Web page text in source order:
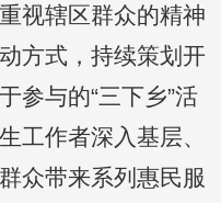
辖区群众的精神
方式，持续策划开
参与的“三下乡”活
工作者深入基层、
众带来系列惠民服